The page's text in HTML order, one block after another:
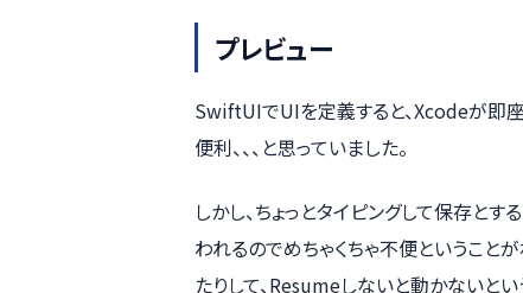
プレビュー
SwiftUIでUIを定義すると、Xcodeが即
便利、、、と思っていました。
しかし、ちょっとタイピングして保存と
われるのでめちゃくちゃ不便ということ
たりして、Resumeしないと動かないとい